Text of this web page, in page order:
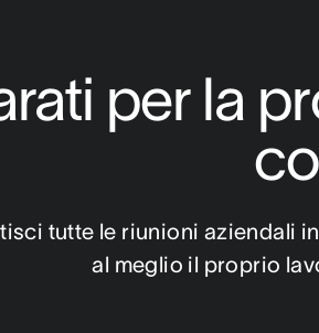
per la
tutte le riunioni aziendali
al meglio il proprio